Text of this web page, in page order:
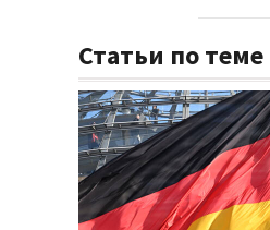
Статьи по теме